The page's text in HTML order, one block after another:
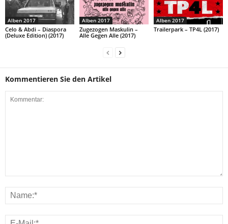
Alben 2017
Celo & Abdi – Diaspora
(Deluxe Edition) (2017)
Alben 2017
Zugezogen Maskulin –
Alle Gegen Alle (2017)
Alben 2017
Trailerpark – TP4L (2017)
Kommentieren Sie den Artikel